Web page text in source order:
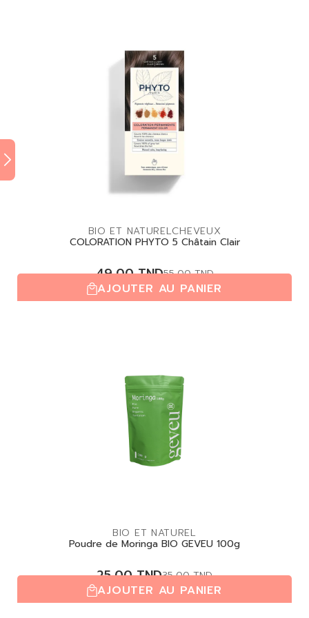
BIO ET NATURELCHEVEUX
COLORATION PHYTO 5 Châtain Clair
49,00TND55,00TND
(0,0/5)| 0 avis
AJOUTER AU PANIER
BIO ET NATUREL
Poudre de Moringa BIO GEVEU 100g
25,00TND35,00TND
(0,0/5)| 0 avis
AJOUTER AU PANIER